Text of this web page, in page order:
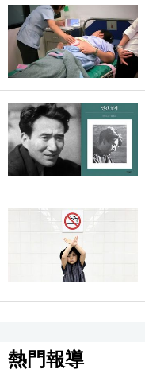
熱門報導